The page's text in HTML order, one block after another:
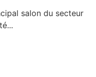
salon du secteur